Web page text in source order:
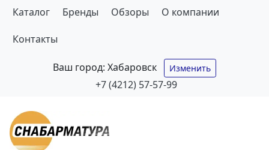
Каталог Бренды Обзоры О компании
Контакты
Ваш город: Хабаровск Изменить
+7 (4212) 57-57-99